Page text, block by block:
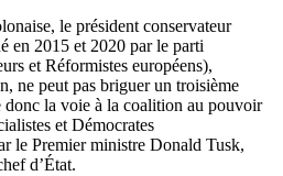
le président conservateur
en 2015 et 2020 par le parti
et Réformistes européens),
ne peut pas briguer un troisième
donc la voie à la coalition au pouvoir
et Démocrates
le Premier ministre Donald Tusk,
d’État.